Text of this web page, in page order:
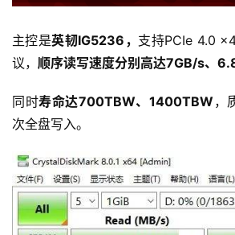
主控是英韧IG5236， 支持PCIe 4.0
议， 顺序读写速度分别高达7GB/s、
同时寿命达700TBW、1400TBW，
次全盘写入。